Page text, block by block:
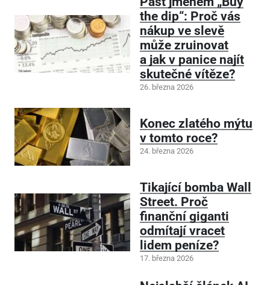
the dip“: Proč vás
nákup ve slevě
může zruinovat
a jak v panice najít
skutečné vítěze?
26. března 2026
Konec zlatého mýtu
v tomto roce?
24. března 2026
Tikající bomba Wall
Street. Proč
finanční giganti
odmítají vracet
lidem peníze?
17. března 2026